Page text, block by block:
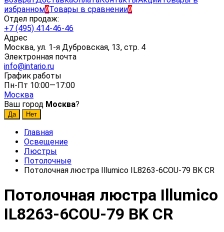
избранном0Товары в сравнении0
Отдел продаж:
+7 (495) 414-46-46
Адрес
Москва, ул. 1-я Дубровская, 13, стр. 4
Электронная почта
info@intario.ru
График работы
Пн-Пт 10:00—17:00
Москва
Ваш город Москва?
Главная
Освещение
Люстры
Потолочные
Потолочная люстра Illumico IL8263-6COU-79 BK CR
Потолочная люстра Illumico
IL8263-6COU-79 BK CR